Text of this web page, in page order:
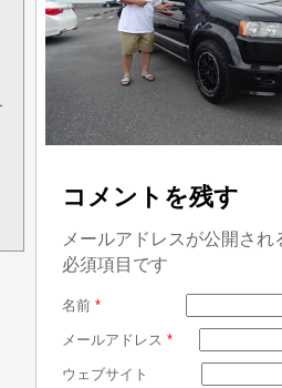
コメントを残す
メールアドレスが公開さ
必須項目です
名前 *
メールアドレス *
ウェブサイト